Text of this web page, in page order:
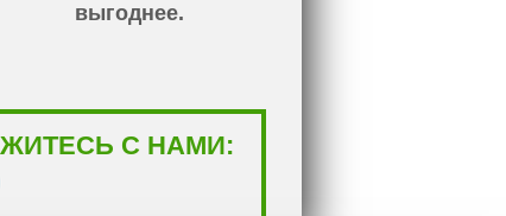
выгоднее.
С НАМИ: